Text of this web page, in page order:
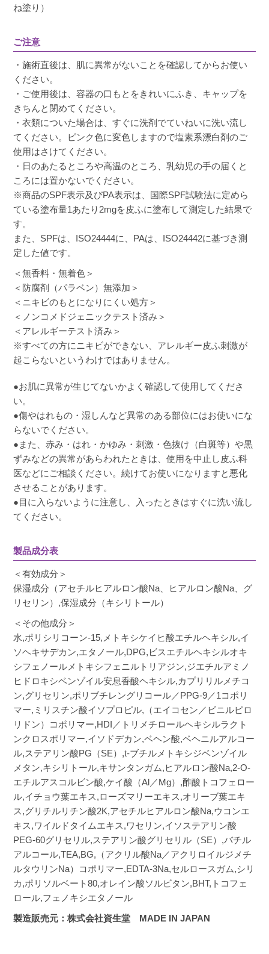
ね塗り）
ご注意
・施術直後は、肌に異常がないことを確認してからお使い
ください。
・ご使用後は、容器の口もとをきれいにふき、キャップを
きちんと閉めてください。
・衣類についた場合は、すぐに洗剤でていねいに洗い流し
てください。ピンク色に変色しますので塩素系漂白剤のご
使用はさけてください。
・日のあたるところや高温のところ、乳幼児の手の届くと
ころには置かないでください。
※商品のSPF表示及びPA表示は、国際SPF試験法に定めら
ている塗布量1あたり2mgを皮ふに塗布して測定した結果で
す。
また、SPFは、ISO24444に、PAは、ISO24442に基づき測
定した値です。
＜無香料・無着色＞
＜防腐剤（パラベン）無添加＞
＜ニキビのもとになりにくい処方＞
＜ノンコメドジェニックテスト済み＞
＜アレルギーテスト済み＞
※すべての方にニキビができない、アレルギー皮ふ刺激が
起こらないというわけではありません。
●お肌に異常が生じてないかよく確認して使用してくださ
い。
●傷やはれもの・湿しんなど異常のある部位にはお使いにな
らないでください。
●また、赤み・はれ・かゆみ・刺激・色抜け（白斑等）や黒
ずみなどの異常があらわれたときは、使用を中止し皮ふ科
医などにご相談ください。続けてお使いになりますと悪化
させることがあります。
●目に入らないように注意し、入ったときはすぐに洗い流し
てください。
製品成分表
＜有効成分＞
保湿成分（アセチルヒアルロン酸Na、ヒアルロン酸Na、グ
リセリン）,保湿成分（キシリトール）
＜その他成分＞
水,ポリシリコーン-15,メトキシケイヒ酸エチルヘキシル,イ
ソヘキサデカン,エタノール,DPG,ビスエチルヘキシルオキ
シフェノールメトキシフェニルトリアジン,ジエチルアミノ
ヒドロキシベンゾイル安息香酸ヘキシル,カプリリルメチコ
ン,グリセリン,ポリブチレングリコール／PPG-9／1コポリ
マー,ミリスチン酸イソプロピル,（エイコセン／ビニルピロ
リドン）コポリマー,HDI／トリメチロールヘキシルラクト
ンクロスポリマー,イソドデカン,ベヘン酸,ベヘニルアルコー
ル,ステアリン酸PG（SE）,t-ブチルメトキシジベンゾイル
メタン,キシリトール,キサンタンガム,ヒアルロン酸Na,2-O-
エチルアスコルビン酸,ケイ酸（Al／Mg）,酢酸トコフェロー
ル,イチョウ葉エキス,ローズマリーエキス,オリーブ葉エキ
ス,グリチルリチン酸2K,アセチルヒアルロン酸Na,ウコンエ
キス,ワイルドタイムエキス,ワセリン,イソステアリン酸
PEG-60グリセリル,ステアリン酸グリセリル（SE）,バチル
アルコール,TEA,BG,（アクリル酸Na／アクリロイルジメチ
ルタウリンNa）コポリマー,EDTA-3Na,セルロースガム,シリ
カ,ポリソルベート80,オレイン酸ソルビタン,BHT,トコフェ
ロール,フェノキシエタノール
製造販売元：株式会社資生堂 MADE IN JAPAN